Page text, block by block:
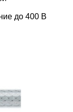
до 400 В